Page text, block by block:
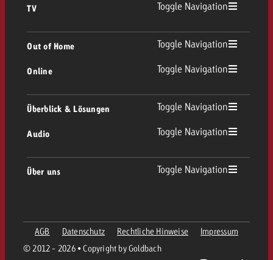
TV Toggle Navigation
Werberichtlinien
Out of Home Toggle Navigation
Out of Home Übersicht
Plakatwerbung
Digital Out of Home
Kontaktiere das OOH-Team
Online Toggle Navigation
Werbemittel-Anlieferung
Überblick & Lösungen Toggle Navigation
Beratung & Crossmedia
Werbeformate
Audio Toggle Navigation
Digital Audio
Über uns Toggle Navigation
Team
© 2012 - 2026 • Copyright by Goldbach
AGB Datenschutz Rechtliche Hinweise Impressum